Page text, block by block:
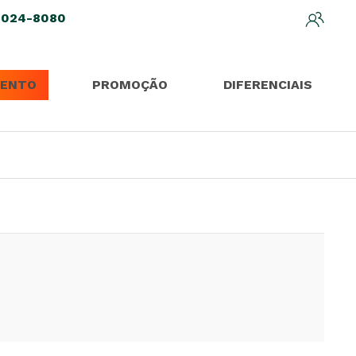
8080
PROMOÇÃO DIFERENCIAIS